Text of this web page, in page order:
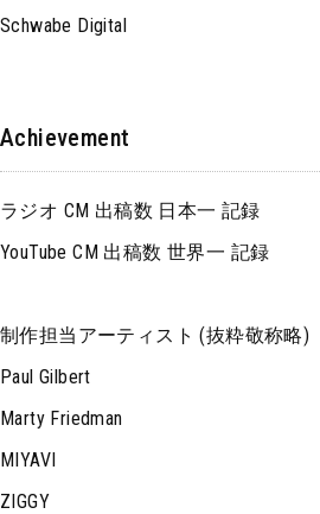
Schwabe Digital
Achievement
ラジオ CM 出稿数 日本一 記録
YouTube CM 出稿数 世界一 記録
制作担当アーティスト (抜粋敬称略)
Paul Gilbert
Marty Friedman
MIYAVI
ZIGGY